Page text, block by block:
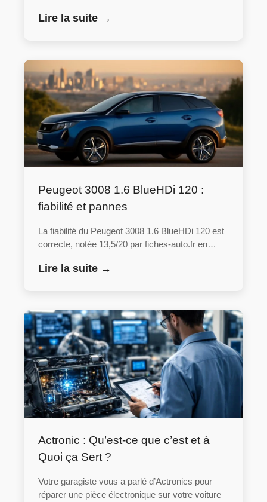
Lire la suite →
Peugeot 3008 1.6 BlueHDi 120 :
fiabilité et pannes
La fiabilité du Peugeot 3008 1.6 BlueHDi 120 est
correcte, notée 13,5/20 par fiches-auto.fr en…
Lire la suite →
Actronic : Qu’est-ce que c’est et à
Quoi ça Sert ?
Votre garagiste vous a parlé d’Actronics pour
réparer une pièce électronique sur votre voiture